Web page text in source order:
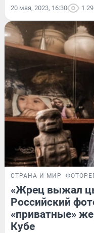
20 мая, 2023, 16:30 1
СТРАНА И МИР
«Жрец выжал
Российский
«приватные»
Кубе